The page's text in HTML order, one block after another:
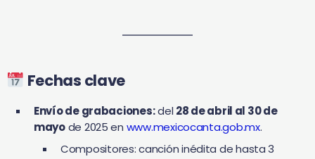
Fechas clave
Envío de grabaciones:del 28 de abril al 30 de
mayode 2025 en www.mexicocanta.gob.mx.
Compositores: canción inédita de hasta 3